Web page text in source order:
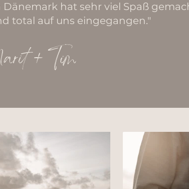
hat sehr viel Spaß
total auf uns eingegangen."
+ Tim